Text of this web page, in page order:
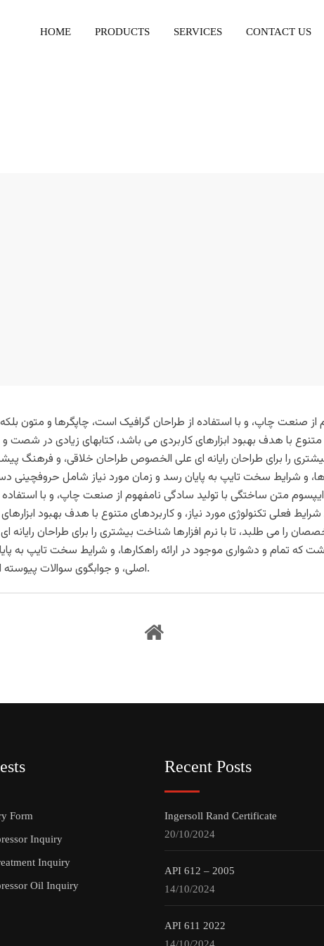
HOME PRODUCTS SERVICES CONTACT US
صنعت چاپ، و با استفاده از طراحان گرافیک است، چاپگرها و متون
متنوع با هدف بهبود ابزارهای کاربردی می باشد، کتابهای زیادی در
را برای طراحان رایانه ای علی الخصوص طراحان خلاقی، و فرهنگ
و شرایط سخت تایپ به پایان رسد و زمان مورد نیاز شامل حروفچینی
متن ساختگی با تولید سادگی نامفهوم از صنعت چاپ، و با
فعلی تکنولوژی مورد نیاز، و کاربردهای متنوع با هدف بهبود
را می طلبد، تا با نرم افزارها شناخت بیشتری را برای طراحان
که تمام و دشواری موجود در ارائه راهکارها، و شرایط سخت تایپ به
اصلی، و جوابگوی سوالات پیوسته اهل دنیای موجود طراحی اساسا مورد استفاده قرار گیرد.
Form
Inquiry
Inquiry
Oil Inquiry
Recent Posts
Ingersoll Rand Certificate
20/10/2024
API 612 – 2005
14/10/2024
API 611 2022